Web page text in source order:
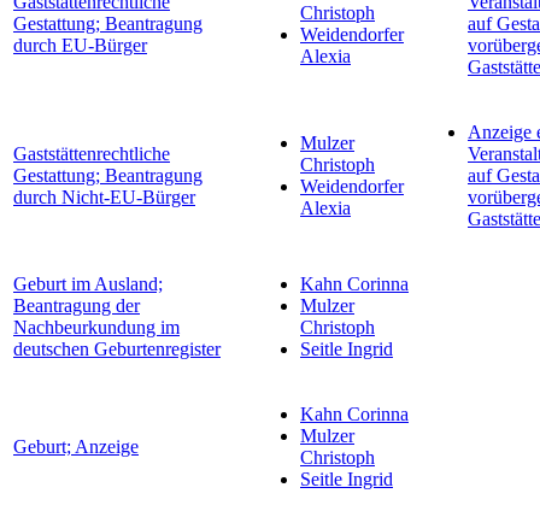
Gestattung; Beantragung
durch EU-Bürger
Christoph
Weidendorfer
Alexia
auf
Gaststättenrechtliche
Gestattung; Beantragung
durch Nicht-EU-Bürger
Mulzer
Christoph
Weidendorfer
Alexia
Anzeige
auf
Geburt im Ausland;
Beantragung der
Nachbeurkundung im
deutschen Geburtenregister
Kahn Corinna
Mulzer
Christoph
Seitle Ingrid
Geburt; Anzeige
Kahn Corinna
Mulzer
Christoph
Seitle Ingrid